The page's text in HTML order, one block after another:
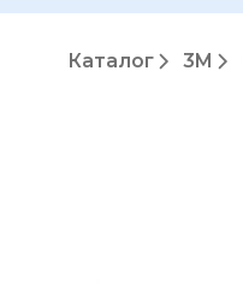
Каталог 3M